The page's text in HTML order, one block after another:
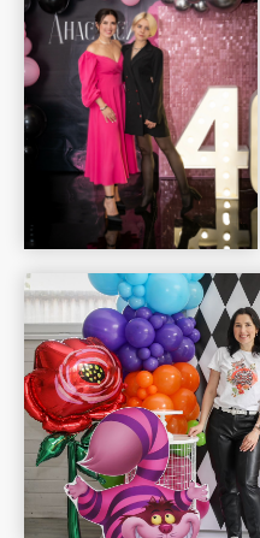
Шар Удачи на